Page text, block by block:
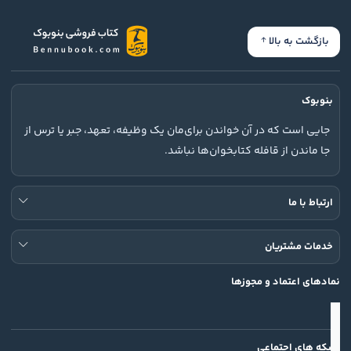
بازگشت به بالا
بنوبوک
جایی است که در آن خواندن برای‌مان یک وظیفه، تعهد، جبر یا ترس از
جا ماندن از قافله کتابخوان‌ها نباشد.
ارتباط با ما
خدمات مشتریان
نمادهای اعتماد و مجوزها